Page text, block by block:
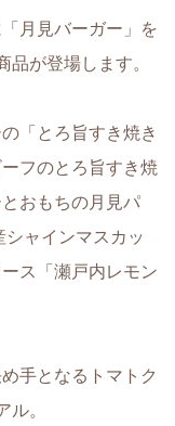
月見バーガー」を
が登場します。
「とろ旨すき焼き
フのとろ旨すき焼
おもちの月見パ
ャインマスカッ
ス「瀬戸内レモン
手となるトマトク
ル。